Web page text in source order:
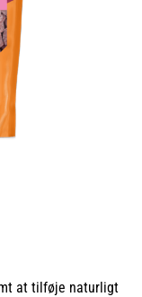
at tilføje naturligt